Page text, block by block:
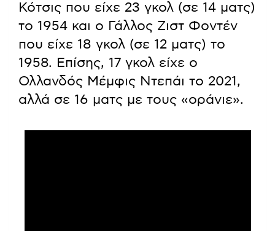
Κότσις που είχε 23 γκολ (σε 14 ματς)
το 1954 και ο Γάλλος Ζιστ Φοντέν
που είχε 18 γκολ (σε 12 ματς) το
1958. Επίσης, 17 γκολ είχε ο
Ολλανδός Μέμφις Ντεπάι το 2021,
αλλά σε 16 ματς με τους «οράνιε».